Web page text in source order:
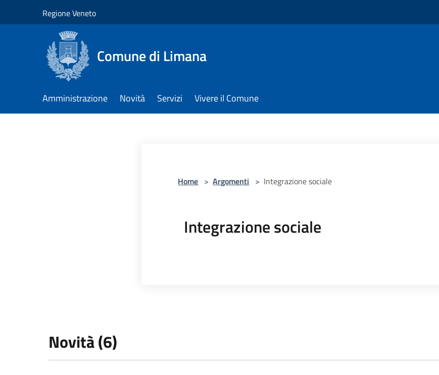
Regione Veneto
Comune di Limana
Amministrazione Novità Servizi Vivere il Comune
Home > Argomenti > Integrazione sociale
Integrazione sociale
Novità (6)